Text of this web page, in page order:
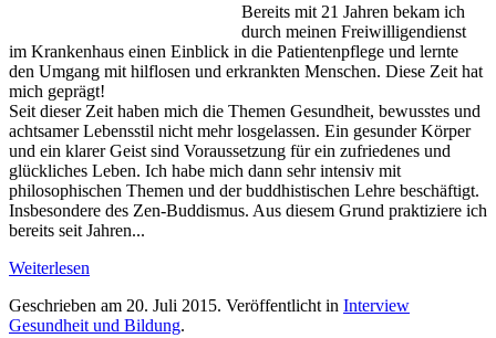
Bereits mit 21 Jahren bekam ich
durch meinen Freiwilligendienst
im Krankenhaus einen Einblick in die Patientenpflege und lernte
den Umgang mit hilflosen und erkrankten Menschen. Diese Zeit hat
mich geprägt!
Seit dieser Zeit haben mich die Themen Gesundheit, bewusstes und
achtsamer Lebensstil nicht mehr losgelassen. Ein gesunder Körper
und ein klarer Geist sind Voraussetzung für ein zufriedenes und
glückliches Leben. Ich habe mich dann sehr intensiv mit
philosophischen Themen und der buddhistischen Lehre beschäftigt.
Insbesondere des Zen-Buddismus. Aus diesem Grund praktiziere ich
bereits seit Jahren...
Weiterlesen
Geschrieben am 20. Juli 2015. Veröffentlicht in Interview
Gesundheit und Bildung.